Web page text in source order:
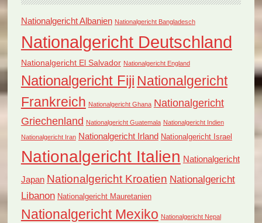
Nationalgericht Albanien Nationalgericht Bangladesch
Nationalgericht Deutschland
Nationalgericht El Salvador Nationalgericht England
Nationalgericht Fiji Nationalgericht
Frankreich Nationalgericht Ghana Nationalgericht
Griechenland Nationalgericht Guatemala Nationalgericht Indien
Nationalgericht Iran Nationalgericht Irland Nationalgericht Israel
Nationalgericht Italien Nationalgericht
Japan Nationalgericht Kroatien Nationalgericht
Libanon Nationalgericht Mauretanien
Nationalgericht Mexiko Nationalgericht Nepal